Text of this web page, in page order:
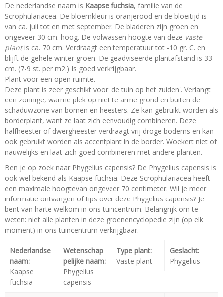
De nederlandse naam is Kaapse fuchsia, familie van de
Scrophulariacea. De bloemkleur is oranjerood en de bloeitijd is
van ca. juli tot en met september. De bladeren zijn groen en
ongeveer 30 cm. hoog. De volwassen hoogte van deze vaste
plantis ca. 70 cm. Verdraagt een temperatuur tot -10 gr. C. en
blijft de gehele winter groen. De geadviseerde plantafstand is 33
cm. (7-9 st. per m2.) Is goed verkrijgbaar.
Plant voor een open ruimte.
Deze plant is zeer geschikt voor 'de tuin op het zuiden'. Verlangt
een zonnige, warme plek op niet te arme grond en buiten de
schaduwzone van bomen en heesters. Ze kan gebruikt worden als
borderplant, want ze laat zich eenvoudig combineren. Deze
halfheester of dwergheester verdraagt vrij droge bodems en kan
ook gebruikt worden als accentplant in de border. Woekert niet of
nauwelijks en laat zich goed combineren met andere planten.
Ben je op zoek naar Phygelius capensis? De Phygelius capensis is
ook wel bekend als Kaapse fuchsia. Deze Scrophulariacea heeft
een maximale hoogtevan ongeveer 70 centimeter. Wil je meer
informatie ontvangen of tips over deze Phygelius capensis? Je
bent van harte welkom in ons tuincentrum. Belangrijk om te
weten: niet alle planten in deze groenencyclopedie zijn (op elk
moment) in ons tuincentrum verkrijgbaar.
Nederlandse
naam:
Kaapse
fuchsia
Wetenschap
pelijke naam:
Phygelius
capensis
Type plant:
Vaste plant
Geslacht:
Phygelius